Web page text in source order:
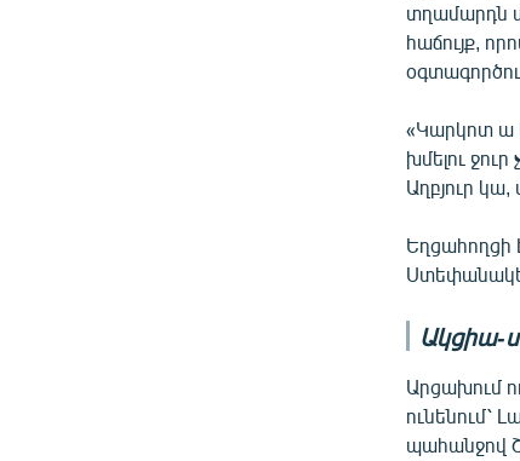
տղամարդն
հաճույք,
«Կարկոտ ա
խմելու
Աղբյուր կա,
Եղցահողցի
Ակցիա-
Արցախում
ունենում՝
պահանջով